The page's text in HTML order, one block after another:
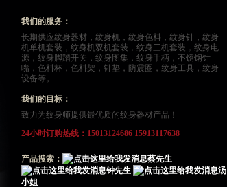
我们的服务：
长期供应纹身器材 ， 纹身机 ， 纹身色料 ， 纹身针 ，纹身
机单机套装，纹身机双机套装，纹身三机套装，纹身电
源，纹身脚踏开关，纹身图集，纹身手柄，不锈钢针
嘴，色料杯，色料架，针垫，防震圈，纹身工具，纹身
设备等。
我们的目标：
致力为纹身师提供最优质的纹身器材产品！
24小时订购热线：15013124686 15913117638
产品搜索：
蔡先生
钟先生
汤
小姐